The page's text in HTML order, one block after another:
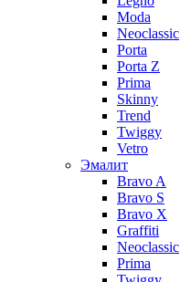
Moda
Neoclassic
Porta
Porta Z
Prima
Skinny
Trend
Twiggy
Vetro
Эмалит
Bravo A
Bravo S
Bravo X
Graffiti
Neoclassic
Prima